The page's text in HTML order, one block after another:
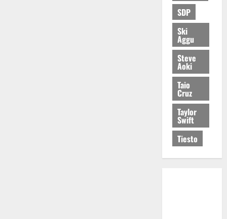
SDP
Ski
Aggu
Steve
Aoki
Taio
Cruz
Taylor
Swift
Tiesto